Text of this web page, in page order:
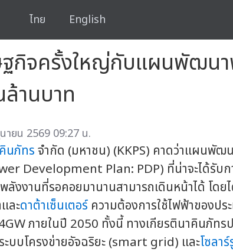
ไทย English
ฐกิจครั้งใหญ่กับแผนพัฒน
านบาท
ายน 2569 09:27 น.
นภัทรจำกัด (มหาชน) (KKPS) คาดว่าแผนพัฒ
Development Plan: PDP) ที่น่าจะได้รับก
ลังงานที่รอคอยมานานสามารถเดินหน้าได้ โดย
ละดาต้าเซ็นเตอร์ ความต้องการใช้ไฟฟ้าของปร
ภายในปี 2050 ทั้งนี้ ทางเกียรตินาคินภัทร
ะบบโครงข่ายอัจฉริยะ (smart grid) และโซลา